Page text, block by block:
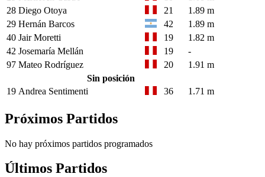
28 Diego Otoya 21
1.89 m
29 Hernán Barcos 42
1.89 m
40 Jair Moretti 19
1.82 m
42 Josemaría Mellán 19
-
97 Mateo Rodríguez 20
1.91 m
Sin posición
19 Andrea Sentimenti 36 1.71 m
Próximos Partidos
No hay próximos partidos programados
Últimos Partidos